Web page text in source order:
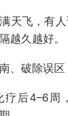
天飞，有
越久越好。
、破除误区
疗后4–6周